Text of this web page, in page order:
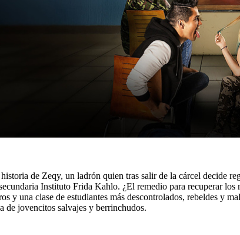
de Zeqy, un ladrón quien tras salir de la cárcel decide
Instituto Frida Kahlo. ¿El remedio para recuperar
y una clase de estudiantes más descontrolados, rebeldes y
de jovencitos salvajes y berrinchudos.